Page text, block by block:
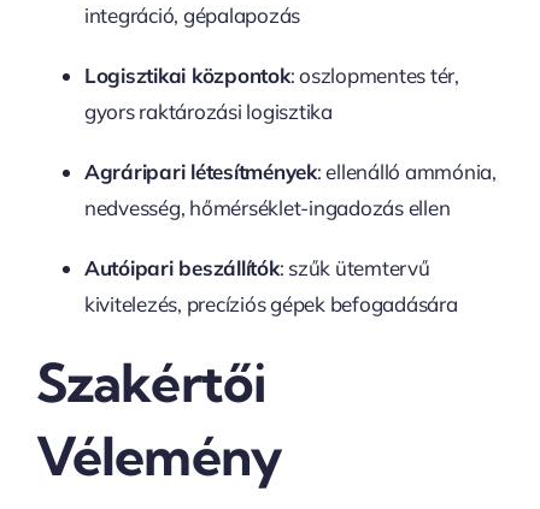
integráció, gépalapozás
Logisztikai központok: oszlopmentes tér,
gyors raktározási logisztika
Agráripari létesítmények: ellenálló ammónia,
nedvesség, hőmérséklet-ingadozás ellen
Autóipari beszállítók: szűk ütemtervű
kivitelezés, precíziós gépek befogadására
Szakértői
Vélemény